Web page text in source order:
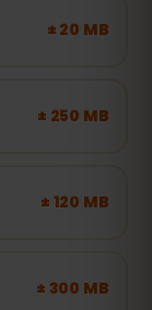
± 20 MB
± 250 MB
± 120 MB
± 300 MB